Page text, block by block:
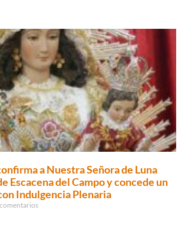
a Nuestra Señora de Luna
Escacena del Campo y concede un
Indulgencia Plenaria